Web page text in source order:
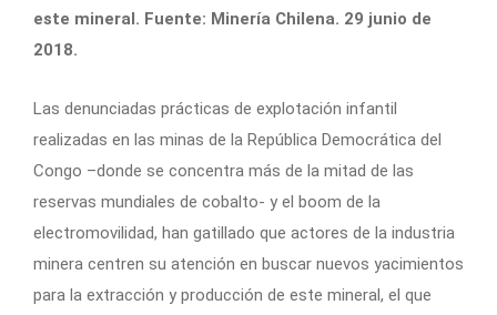
este mineral. Fuente: Minería Chilena. 29 junio de
2018.
Las denunciadas prácticas de explotación infantil
realizadas en las minas de la República Democrática del
Congo –donde se concentra más de la mitad de las
reservas mundiales de cobalto- y el boom de la
electromovilidad, han gatillado que actores de la industria
minera centren su atención en buscar nuevos yacimientos
para la extracción y producción de este mineral, el que